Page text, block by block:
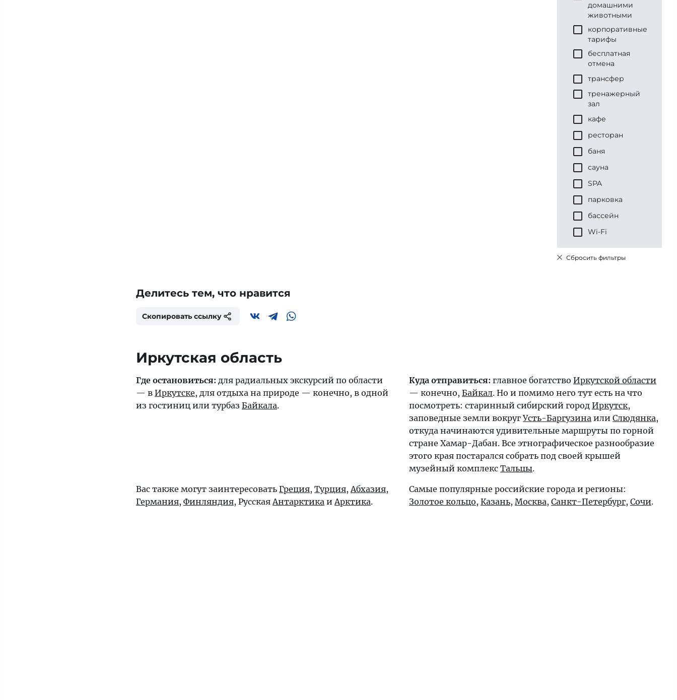
домашними
животными
корпоративные
тарифы
бесплатная
отмена
трансфер
тренажерный
зал
кафе
ресторан
баня
сауна
SPA
парковка
бассейн
Wi-Fi
Сбросить фильтры
Делитесь тем, что нравится
Скопировать ссылку
Иркутская область
Где остановиться: для радиальных экскурсий по области
— в Иркутске, для отдыха на природе — конечно, в одной
из гостиниц или турбаз Байкала.
Куда отправиться: главное богатство Иркутской области
— конечно, Байкал. Но и помимо него тут есть на что
посмотреть: старинный сибирский город Иркутск,
заповедные земли вокруг Усть-Баргузина или Слюдянка,
откуда начинаются удивительные маршруты по горной
стране Хамар-Дабан. Все этнографическое разнообразие
этого края постарался собрать под своей крышей
музейный комплекс Тальцы.
Вас также могут заинтересовать Греция, Турция,Абхазия,
Германия, Финляндия, РусскаяАнтарктика иАрктика.
Самые популярные российские города и регионы:
Золотое кольцо, Казань, Москва, Санкт-Петербург, Сочи.